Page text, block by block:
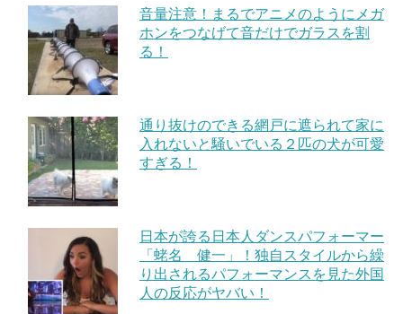
音量注意！まるでアニメのようにメガ
ホンをつなげて音だけでガラスを割
る！
通り抜けのできる網戸に遮られて家に
入れないと騒いでいる２匹の犬が可愛
すぎる！
日本が誇る日本人ダンスパフォーマー
「蛯名 健一」！独自スタイルから繰
り出されるパフォーマンスを見た外国
人の反応がヤバい！